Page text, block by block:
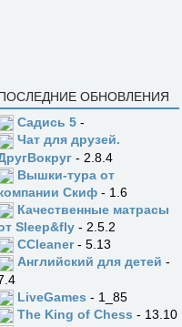
ОБНОВЛЕНИЯ
Садись 5 -
Чат для друзей.
- 2.8.4
Вышки-тура от
Скиф - 1.6
Качественные матрасы
Sleep&fly - 2.5.2
CCleaner- 5.13
Английский для детей -
LiveGames - 1_85
The King of Chess - 13.10